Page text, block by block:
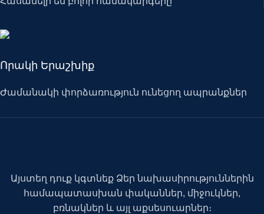
Որակի Երաշխիք
Ժամանակի փորձառություն ունեցող ապրանքներ
Այստեղ դուք կգտնեք Ձեր նախասիրություններին
համապատասխան փականներ, միջուկներ,
բռնակներ և այլ աքսեսուարներ։